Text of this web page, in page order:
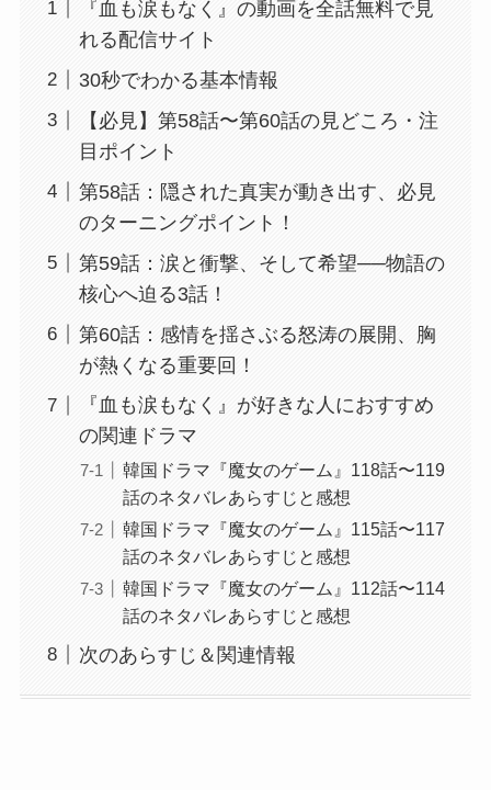
『血も涙もなく』の動画を全話無料で見
れる配信サイト
30秒でわかる基本情報
【必見】第58話〜第60話の見どころ・注
目ポイント
第58話：隠された真実が動き出す、必見
のターニングポイント！
第59話：涙と衝撃、そして希望──物語の
核心へ迫る3話！
第60話：感情を揺さぶる怒涛の展開、胸
が熱くなる重要回！
『血も涙もなく』が好きな人におすすめ
の関連ドラマ
韓国ドラマ『魔女のゲーム』118話〜119
話のネタバレあらすじと感想
韓国ドラマ『魔女のゲーム』115話〜117
話のネタバレあらすじと感想
韓国ドラマ『魔女のゲーム』112話〜114
話のネタバレあらすじと感想
次のあらすじ＆関連情報